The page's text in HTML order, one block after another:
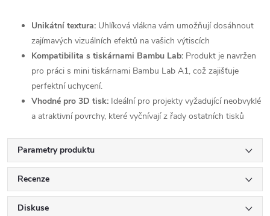
Unikátní textura: Uhlíková vlákna vám umožňují dosáhnout
zajímavých vizuálních efektů na vašich výtiscích
Kompatibilita s tiskárnami Bambu Lab: Produkt je navržen
pro práci s mini tiskárnami Bambu Lab A1, což zajišťuje
perfektní uchycení.
Vhodné pro 3D tisk: Ideální pro projekty vyžadující neobvyklé
a atraktivní povrchy, které vyčnívají z řady ostatních tisků
Parametry produktu
Recenze
Diskuse